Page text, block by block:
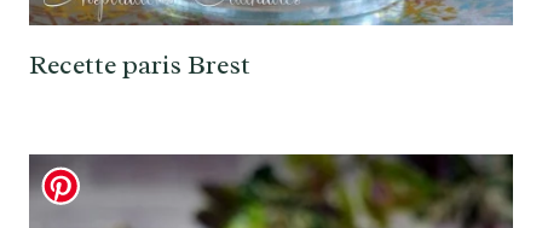
Recette paris Brest